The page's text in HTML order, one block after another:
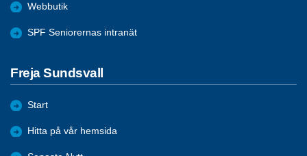
Webbutik
SPF Seniorernas intranät
Freja Sundsvall
Start
Hitta på vår hemsida